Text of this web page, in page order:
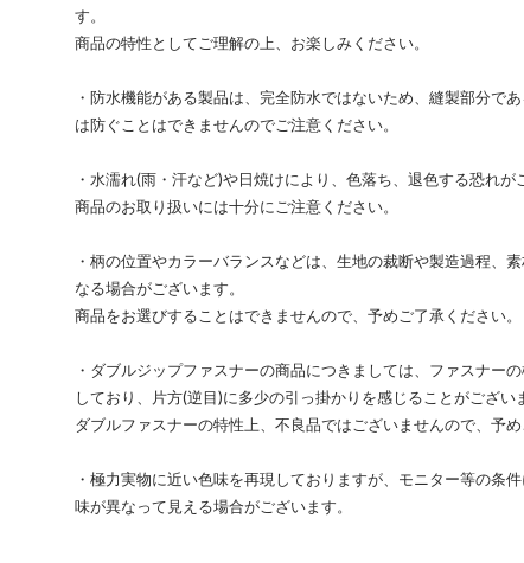
す。
商品の特性としてご理解の上、お楽しみください。
・防水機能がある製品は、完全防水ではないため、縫製部分で
は防ぐことはできませんのでご注意ください。
・水濡れ(雨・汗など)や日焼けにより、色落ち、退色する恐れが
商品のお取り扱いには十分にご注意ください。
・柄の位置やカラーバランスなどは、生地の裁断や製造過程、
なる場合がございます。
商品をお選びすることはできませんので、予めご了承ください。
・ダブルジップファスナーの商品につきましては、ファスナー
しており、片方(逆目)に多少の引っ掛かりを感じることがござい
ダブルファスナーの特性上、不良品ではございませんので、予め
・極力実物に近い色味を再現しておりますが、モニター等の条
味が異なって見える場合がございます。